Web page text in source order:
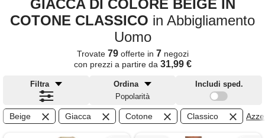
GIACCA DI COLORE BEIGE IN
COTONE CLASSICO in Abbigliamento
Uomo
Trovate 79offerte in 7negozi
con prezzi a partire da 31,99 €
Filtra
Ordina
Popolarità
Includi sped.
Beige Giacca Cotone Classico